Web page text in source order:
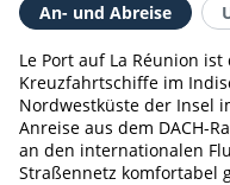
An- und Abreise
Le Port auf La Réunion
Kreuzfahrtschiffe im
Nordwestküste der Insel
Anreise aus dem DACH-
an den internationalen
Straßennetz komfortabel